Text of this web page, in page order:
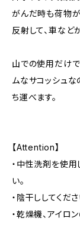
がんだ時も荷物が
反射して、車など
山での使用だけで
ムなサコッシュな
ち運べます。
【Attention】
・中性洗剤を使用
い。
・陰干ししてくださ
・乾燥機、アイロ